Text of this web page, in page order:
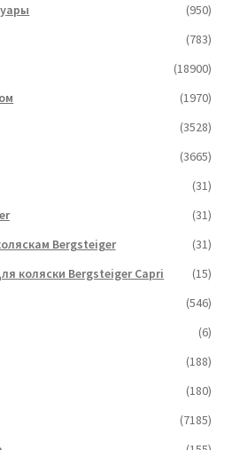
(950)
(783)
(18900)
(1970)
(3528)
(3665)
(31)
(31)
Bergsteiger
(31)
коляски Bergsteiger Capri
(15)
(546)
(6)
(188)
(180)
(7185)